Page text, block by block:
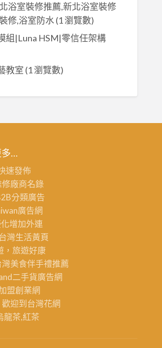
浴室裝修推薦,新北浴室裝修
修,浴室防水(1 瀏覽數)
組|Luna HSM|零信任架構
教室 (1 瀏覽數)
多…
速發佈
修廠商名錄
分類廣告
廣告網
增加外連
灣生活黃頁
，旅遊好康
美食伴手禮推薦
二手貨廣告網
盟創業網
迎到台灣花網
龍茶,紅茶